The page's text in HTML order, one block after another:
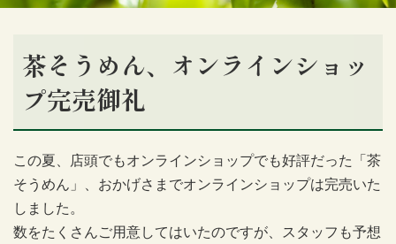
茶そうめん、オンラインショッ
プ完売御礼
この夏、店頭でもオンラインショップでも好評だった「茶
そうめん」、おかげさまでオンラインショップは完売いた
しました。
数をたくさんご用意してはいたのですが、スタッフも予想